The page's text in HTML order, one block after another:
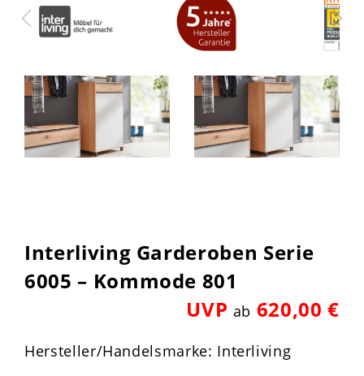
Interliving Garderoben Serie
6005 – Kommode 801
UVP ab 620,00 €
Hersteller/Handelsmarke: Interliving